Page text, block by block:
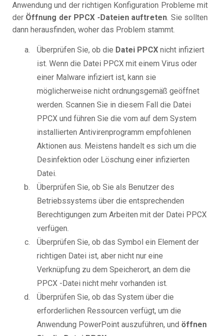
Anwendung und der richtigen Konfiguration Probleme mit
der Öffnung der PPCX -Dateien auftreten. Sie sollten
dann herausfinden, woher das Problem stammt.
Überprüfen Sie, ob die Datei PPCX nicht infiziert
ist. Wenn die Datei PPCX mit einem Virus oder
einer Malware infiziert ist, kann sie
möglicherweise nicht ordnungsgemäß geöffnet
werden. Scannen Sie in diesem Fall die Datei
PPCX und führen Sie die vom auf dem System
installierten Antivirenprogramm empfohlenen
Aktionen aus. Meistens handelt es sich um die
Desinfektion oder Löschung einer infizierten
Datei.
Überprüfen Sie, ob Sie als Benutzer des
Betriebssystems über die entsprechenden
Berechtigungen zum Arbeiten mit der Datei PPCX
verfügen.
Überprüfen Sie, ob das Symbol ein Element der
richtigen Datei ist, aber nicht nur eine
Verknüpfung zu dem Speicherort, an dem die
PPCX -Datei nicht mehr vorhanden ist.
Überprüfen Sie, ob das System über die
erforderlichen Ressourcen verfügt, um die
Anwendung PowerPoint auszuführen, und öffnen